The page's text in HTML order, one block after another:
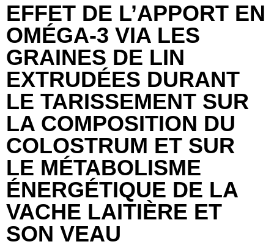
EFFET DE L’APPORT EN
OMÉGA-3 VIA LES
GRAINES DE LIN
EXTRUDÉES DURANT
LE TARISSEMENT SUR
LA COMPOSITION DU
COLOSTRUM ET SUR
LE MÉTABOLISME
ÉNERGÉTIQUE DE LA
VACHE LAITIÈRE ET
SON VEAU